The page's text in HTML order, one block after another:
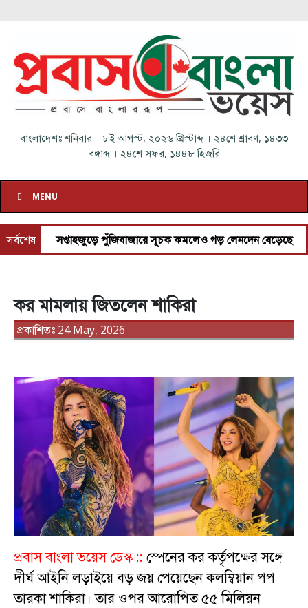
বাংলাদেশঃশনিবার । ৮ই আগস্ট, ২০২৬ খ্রিস্টাব্দ । ২৪শে শ্রাবণ, ১৪৩৩
বঙ্গাব্দ। ২৪শে সফর, ১৪৪৮ হিজরি
MENU
সর্বশেষ
সপ্তাহজুড়ে পুঁজিবাজারে সূচক কমলেও গড় লেনদেন বেড়েছে আগস্টজুড়ে
কর মামলায় জিতলেন শাকিরা
প্রকাশিতঃ 24 May, 2026
প্রবাস বাংলা ভয়েস ডেস্ক :: স্পেনের কর কর্তৃপক্ষের সঙ্গে
দীর্ঘ আইনি লড়াইয়ে বড় জয় পেয়েছেন কলম্বিয়ান পপ
তারকা শাকিরা। তার ওপর আরোপিত ৫৫ মিলিয়ন